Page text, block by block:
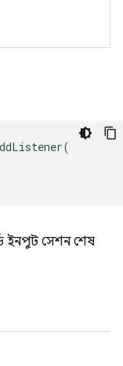
(
ইনপুট সেশন শেষ